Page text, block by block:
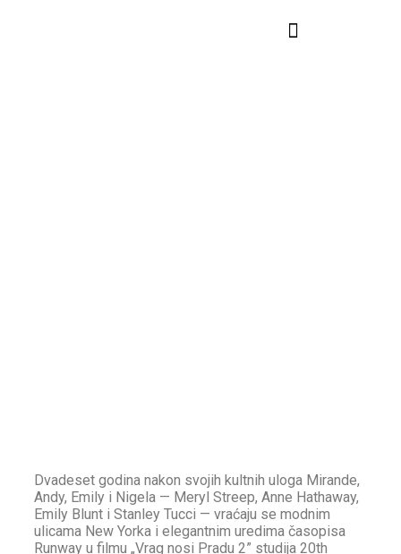
Dvadeset godina nakon svojih kultnih uloga Mirande,
Andy, Emily i Nigela — Meryl Streep, Anne Hathaway,
Emily Blunt i Stanley Tucci — vraćaju se modnim
ulicama New Yorka i elegantnim uredima časopisa
Runway u filmu „Vrag nosi Pradu 2” studija 20th